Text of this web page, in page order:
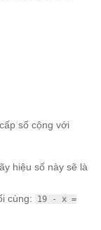
số cộng với
hiệu số này sẽ là
cùng:
19 - x =